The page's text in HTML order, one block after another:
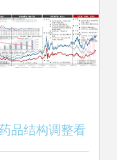
品结构调整看